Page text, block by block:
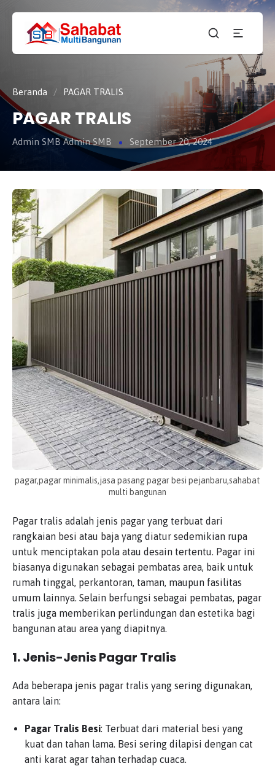
CV.
SAHABAT
MULTI
BANGUNAN
Sahabat
Pembangunan Anda
Beranda / PAGAR TRALIS
PAGAR TRALIS
Admin SMB Admin SMB September 20, 2024
pagar,pagar minimalis,jasa pasang pagar besi pejanbaru,sahabat
multi bangunan
Pagar tralis adalah jenis pagar yang terbuat dari
rangkaian besi atau baja yang diatur sedemikian rupa
untuk menciptakan pola atau desain tertentu. Pagar ini
biasanya digunakan sebagai pembatas area, baik untuk
rumah tinggal, perkantoran, taman, maupun fasilitas
umum lainnya. Selain berfungsi sebagai pembatas, pagar
tralis juga memberikan perlindungan dan estetika bagi
bangunan atau area yang diapitnya.
1.Jenis-Jenis Pagar Tralis
Ada beberapa jenis pagar tralis yang sering digunakan,
antara lain:
Pagar Tralis Besi: Terbuat dari material besi yang
kuat dan tahan lama. Besi sering dilapisi dengan cat
anti karat agar tahan terhadap cuaca.